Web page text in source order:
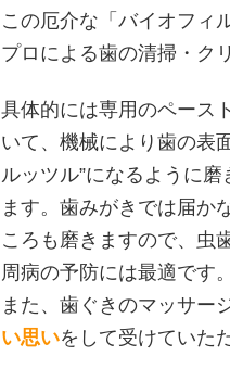
この厄介な「バイオフィ
プロによる歯の清掃・ク
具体的には専用のペース
いて、機械により歯の表
ルッツル”になるように磨
ます。歯みがきでは届か
ころも磨きますので、虫
周病の予防には最適です
また、歯ぐきのマッサー
い思いをして受けていた